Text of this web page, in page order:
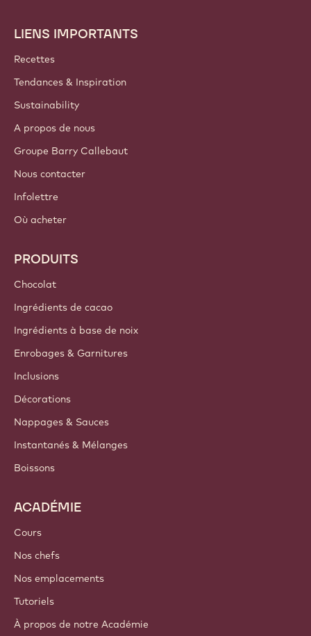
Footer
Callebaut
LIENS IMPORTANTS
Recettes
Tendances & Inspiration
Sustainability
A propos de nous
Groupe Barry Callebaut
Nous contacter
Infolettre
Où acheter
PRODUITS
Chocolat
Ingrédients de cacao
Ingrédients à base de noix
Enrobages & Garnitures
Inclusions
Décorations
Nappages & Sauces
Instantanés & Mélanges
Boissons
ACADÉMIE
Cours
Nos chefs
Nos emplacements
Tutoriels
À propos de notre Académie